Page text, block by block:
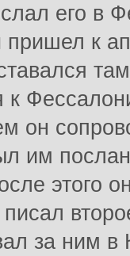
его в
к
к
он
им
этого
писал
за ним в